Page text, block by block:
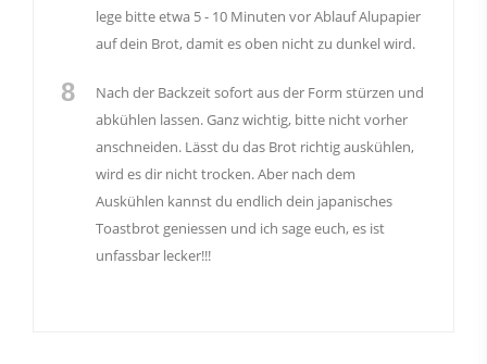
lege bitte etwa 5 - 10 Minuten vor Ablauf Alupapier
auf dein Brot, damit es oben nicht zu dunkel wird.
8
Nach der Backzeit sofort aus der Form stürzen und
abkühlen lassen. Ganz wichtig, bitte nicht vorher
anschneiden. Lässt du das Brot richtig auskühlen,
wird es dir nicht trocken. Aber nach dem
Auskühlen kannst du endlich dein japanisches
Toastbrot geniessen und ich sage euch, es ist
unfassbar lecker!!!